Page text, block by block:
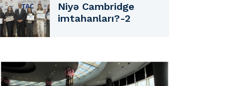
Niyə Cambridge
imtahanları?-2